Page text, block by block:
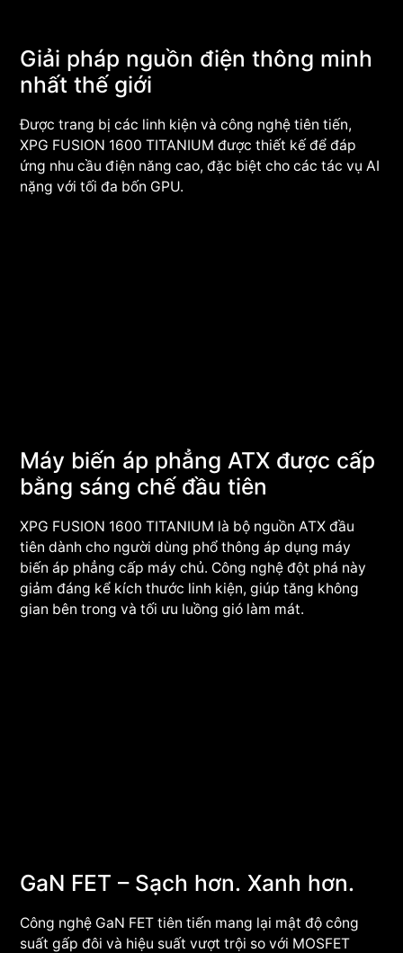
Giải pháp nguồn điện thông minh
nhất thế giới
Được trang bị các linh kiện và công nghệ tiên tiến,
XPG FUSION 1600 TITANIUM được thiết kế để đáp
ứng nhu cầu điện năng cao, đặc biệt cho các tác vụ AI
nặng với tối đa bốn GPU.
Máy biến áp phẳng ATX được cấp
bằng sáng chế đầu tiên
XPG FUSION 1600 TITANIUM là bộ nguồn ATX đầu
tiên dành cho người dùng phổ thông áp dụng máy
biến áp phẳng cấp máy chủ. Công nghệ đột phá này
giảm đáng kể kích thước linh kiện, giúp tăng không
gian bên trong và tối ưu luồng gió làm mát.
GaN FET – Sạch hơn. Xanh hơn.
Công nghệ GaN FET tiên tiến mang lại mật độ công
suất gấp đôi và hiệu suất vượt trội so với MOSFET